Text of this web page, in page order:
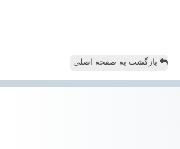
بازگشت به صفحه اصلی